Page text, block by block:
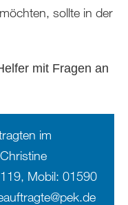
sollte in der
mit Fragen an
im
Mobil: 01590
@pek.de